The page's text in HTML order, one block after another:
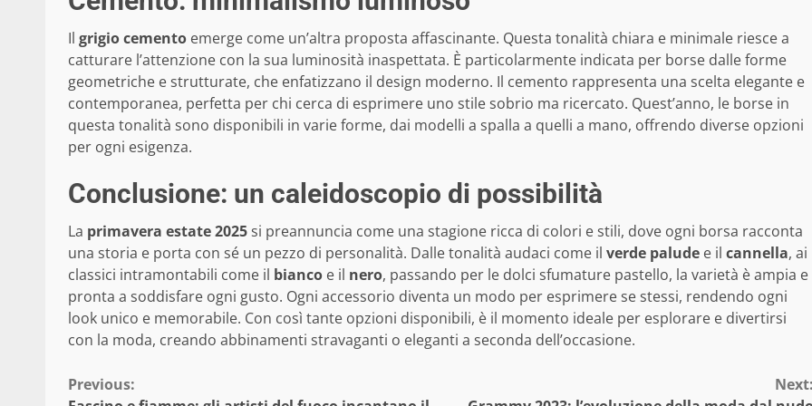
Il grigio cemento emerge come un’altra proposta affascinante. Questa tonalità chiara e minimale riesce a
catturare l’attenzione con la sua luminosità inaspettata. È particolarmente indicata per borse dalle forme
geometriche e strutturate, che enfatizzano il design moderno. Il cemento rappresenta una scelta elegante e
contemporanea, perfetta per chi cerca di esprimere uno stile sobrio ma ricercato. Quest’anno, le borse in
questa tonalità sono disponibili in varie forme, dai modelli a spalla a quelli a mano, offrendo diverse opzioni
per ogni esigenza.
Conclusione: un caleidoscopio di possibilità
La primavera estate 2025si preannuncia come una stagione ricca di colori e stili, dove ogni borsa racconta
una storia e porta con sé un pezzo di personalità. Dalle tonalità audaci come il verde palude e il cannella, ai
classici intramontabili come il bianco e il nero, passando per le dolci sfumature pastello, la varietà è ampia e
pronta a soddisfare ogni gusto. Ogni accessorio diventa un modo per esprimere se stessi, rendendo ogni
look unico e memorabile. Con così tante opzioni disponibili, è il momento ideale per esplorare e divertirsi
con la moda, creando abbinamenti stravaganti o eleganti a seconda dell’occasione.
Continue
Previous: